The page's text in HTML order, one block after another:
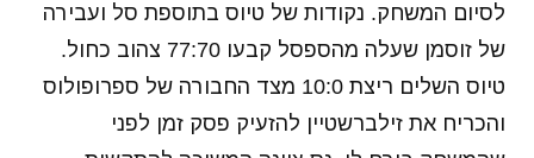
לסיום המשחק. נקודות של טיוס בתוספת סל ועבירה
של זוסמן שעלה מהספסל קבעו 77:70 צהוב כחול.
טיוס השלים ריצת 10:0 מצד החבורה של ספרופולוס
והכריח את זילברשטיין להזעיק פסק זמן לפני